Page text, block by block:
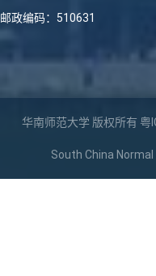
邮政编码：510631
华南师范大学 版权所有 粤
South China